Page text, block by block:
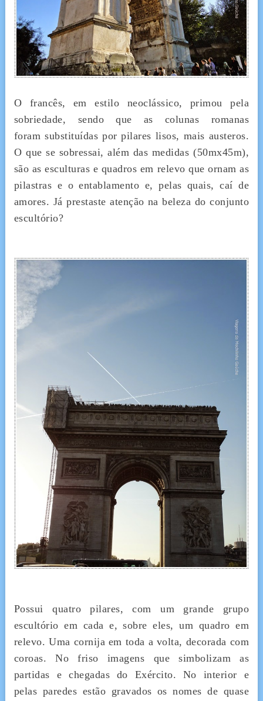
O francês, em estilo neoclássico, primou pela
sobriedade, sendo que as colunas romanas
foram substituídas por pilares lisos, mais austeros.
O que se sobressai, além das medidas (50mx45m),
são as esculturas e quadros em relevo que ornam as
pilastras e o entablamento e, pelas quais, caí de
amores. Já prestaste atenção na beleza do conjunto
escultório?
Possui quatro pilares, com um grande grupo
escultório em cada e, sobre eles, um quadro em
relevo. Uma cornija em toda a volta, decorada com
coroas. No friso imagens que simbolizam as
partidas e chegadas do Exército. No interior e
pelas paredes estão gravados os nomes de quase